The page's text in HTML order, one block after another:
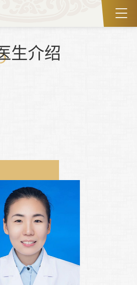
/
医生
生介绍